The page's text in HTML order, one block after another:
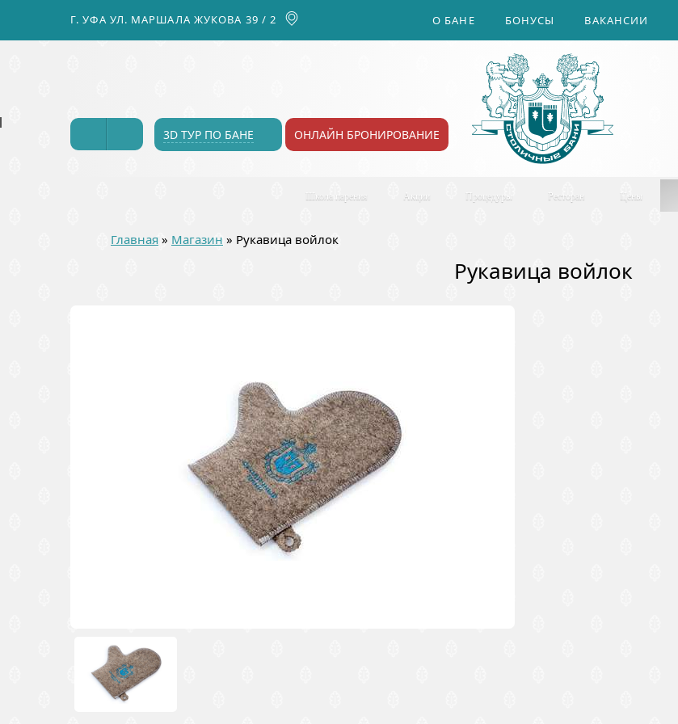
Г. УФА УЛ. МАРШАЛА ЖУКОВА 39 / 2 О БАНЕ БОНУСЫ ВАКАНСИИ
3D ТУР ПО БАНЕ ОНЛАЙН БРОНИРОВАНИЕ
Школа парения Акции Процедуры Ресторан Цены
Главная » Магазин » Рукавица войлок
Рукавица войлок